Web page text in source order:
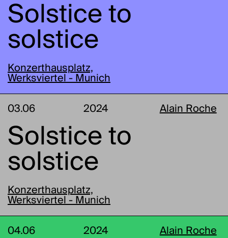
Solstice to
solstice
Konzerthausplatz,
Werksviertel - Munich
03.06 2024 Alain Roche
Solstice to
solstice
Konzerthausplatz,
Werksviertel - Munich
04.06 2024 Alain Roche